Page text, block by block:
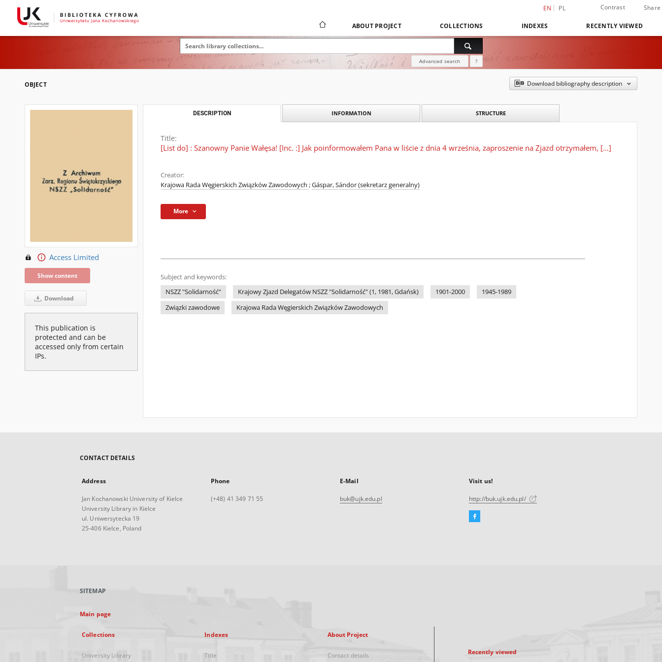
EN PL Contrast Share
ABOUT PROJECT COLLECTIONS INDEXES RECENTLY VIEWED
Advanced search ?
OBJECT Download bibliography description
Access Limited
Show content
Download
This publication is
protected and can be
accessed only from certain
IPs.
DESCRIPTION INFORMATION STRUCTURE
Title:
[List do] : Szanowny Panie Wałęsa! [Inc. :] Jak poinformowałem Pana w liście z dnia 4 września, zaproszenie na Zjazd otrzymałem, […]
Creator:
Krajowa Rada Węgierskich Związków Zawodowych ;Gáspar, Sándor (sekretarz generalny)
More
Subject and keywords:
NSZZ "Solidarność"
Krajowy Zjazd Delegatów NSZZ "Solidarność" (1, 1981, Gdańsk) 1901-2000
1945-1989
Związki zawodowe
Krajowa Rada Węgierskich Związków Zawodowych
CONTACT DETAILS
Address
Jan Kochanowski University of Kielce
University Library in Kielce
ul. Uniwersytecka 19
25-406 Kielce, Poland
Phone
(+48) 41 349 71 55
E-Mail
buk@ujk.edu.pl
Visit us!
http://buk.ujk.edu.pl/
Facebook
SITEMAP
Main page
Collections
University Library
Indexes
Title
About Project
Contact details Recently viewed